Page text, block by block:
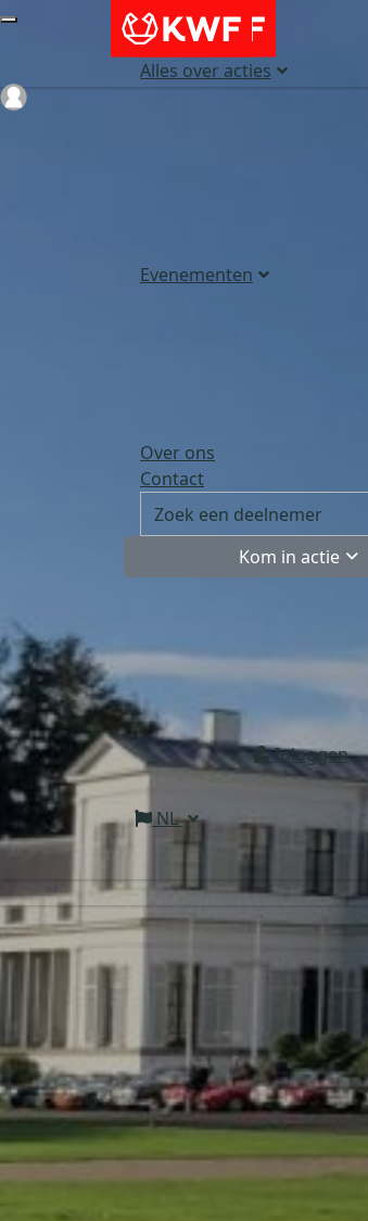
Alles over acties
Evenementen
Over ons
Contact
Kom in actie
Inloggen
NL